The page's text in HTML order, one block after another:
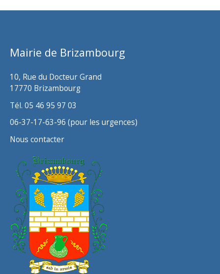
h
Mairie de Brizambourg
10, Rue du Docteur Grand
17770 Brizambourg
Tél. 05 46 95 97 03
06-37-17-63-96 (pour les urgences)
Nous contacter